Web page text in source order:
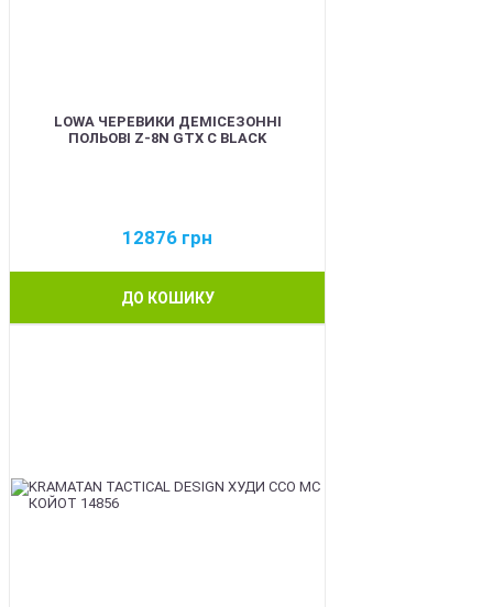
LOWA ЧЕРЕВИКИ ДЕМІСЕЗОННІ
ПОЛЬОВІ Z-8N GTX C BLACK
12876 грн
ДО КОШИКУ